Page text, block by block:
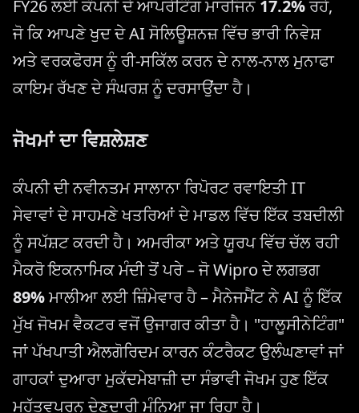
FY26 ਲਈ ਕੰਪਨੀ ਦੇ ਆਪਰੇਟਿੰਗ ਮਾਰਜਿਨ 17.2%ਰਹੇ,
ਜੋ ਕਿ ਆਪਣੇ ਖੁਦ ਦੇ AI ਸੋਲਿਊਸ਼ਨਜ਼ ਵਿੱਚ ਭਾਰੀ ਨਿਵੇਸ਼
ਅਤੇ ਵਰਕਫੋਰਸ ਨੂੰ ਰੀ-ਸਕਿੱਲ ਕਰਨ ਦੇ ਨਾਲ-ਨਾਲ ਮੁਨਾਫਾ
ਕਾਇਮ ਰੱਖਣ ਦੇ ਸੰਘਰਸ਼ ਨੂੰ ਦਰਸਾਉਂਦਾ ਹੈ।
ਜੋਖਮਾਂ ਦਾ ਵਿਸ਼ਲੇਸ਼ਣ
ਕੰਪਨੀ ਦੀ ਨਵੀਨਤਮ ਸਾਲਾਨਾ ਰਿਪੋਰਟ ਰਵਾਇਤੀ IT
ਸੇਵਾਵਾਂ ਦੇ ਸਾਹਮਣੇ ਖਤਰਿਆਂ ਦੇ ਮਾਡਲ ਵਿੱਚ ਇੱਕ ਤਬਦੀਲੀ
ਨੂੰ ਸਪੱਸ਼ਟ ਕਰਦੀ ਹੈ। ਅਮਰੀਕਾ ਅਤੇ ਯੂਰਪ ਵਿੱਚ ਚੱਲ ਰਹੀ
ਮੈਕਰੋ ਇਕਨਾਮਿਕ ਮੰਦੀ ਤੋਂ ਪਰੇ – ਜੋ Wipro ਦੇ ਲਗਭਗ
89%ਮਾਲੀਆ ਲਈ ਜ਼ਿੰਮੇਵਾਰ ਹੈ – ਮੈਨੇਜਮੈਂਟ ਨੇ AI ਨੂੰ ਇੱਕ
ਮੁੱਖ ਜੋਖਮ ਵੈਕਟਰ ਵਜੋਂ ਉਜਾਗਰ ਕੀਤਾ ਹੈ। "ਹਾਲੂਸੀਨੇਟਿੰਗ"
ਜਾਂ ਪੱਖਪਾਤੀ ਐਲਗੋਰਿਦਮ ਕਾਰਨ ਕੰਟਰੈਕਟ ਉਲੰਘਣਾਵਾਂ ਜਾਂ
ਗਾਹਕਾਂ ਦੁਆਰਾ ਮੁਕੱਦਮੇਬਾਜ਼ੀ ਦਾ ਸੰਭਾਵੀ ਜੋਖਮ ਹੁਣ ਇੱਕ
ਮਹੱਤਵਪੂਰਨ ਦੇਣਦਾਰੀ ਮੰਨਿਆ ਜਾ ਰਿਹਾ ਹੈ।